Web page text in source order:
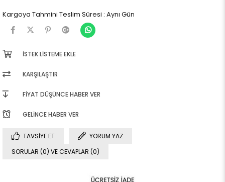
Kargoya Tahmini Teslim Süresi : Aynı Gün
İSTEK LISTEME EKLE
KARŞILAŞTIR
FIYAT DÜŞÜNCE HABER VER
GELINCE HABER VER
TAVSIYE ET
YORUM YAZ
SORULAR (0) VE CEVAPLAR (0)